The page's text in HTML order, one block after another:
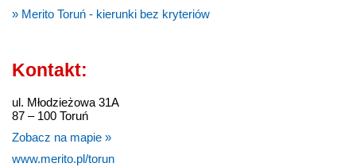
» Merito Toruń - kierunki bez kryteriów
Kontakt:
ul. Młodzieżowa 31A
87 – 100 Toruń
Zobacz na mapie »
www.merito.pl/torun